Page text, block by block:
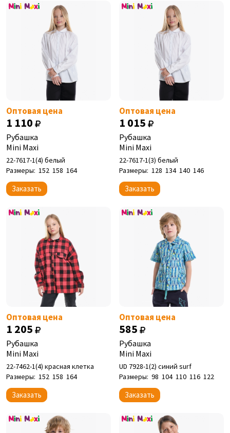
Оптовая цена
1 110
Рубашка
Mini Maxi
22-7617-1(4) белый
Размеры: 152 158 164
Заказать
Оптовая цена
1 015
Рубашка
Mini Maxi
22-7617-1(3) белый
Размеры: 128 134 140 146
Заказать
Оптовая цена
1 205
Рубашка
Mini Maxi
22-7462-1(4) красная клетка
Размеры: 152 158 164
Заказать
Оптовая цена
585
Рубашка
Mini Maxi
UD 7928-1(2) синий surf
Размеры: 98 104 110 116 122
Заказать